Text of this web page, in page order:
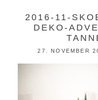
2016-11-
DEKO-
27. NOVEMBER